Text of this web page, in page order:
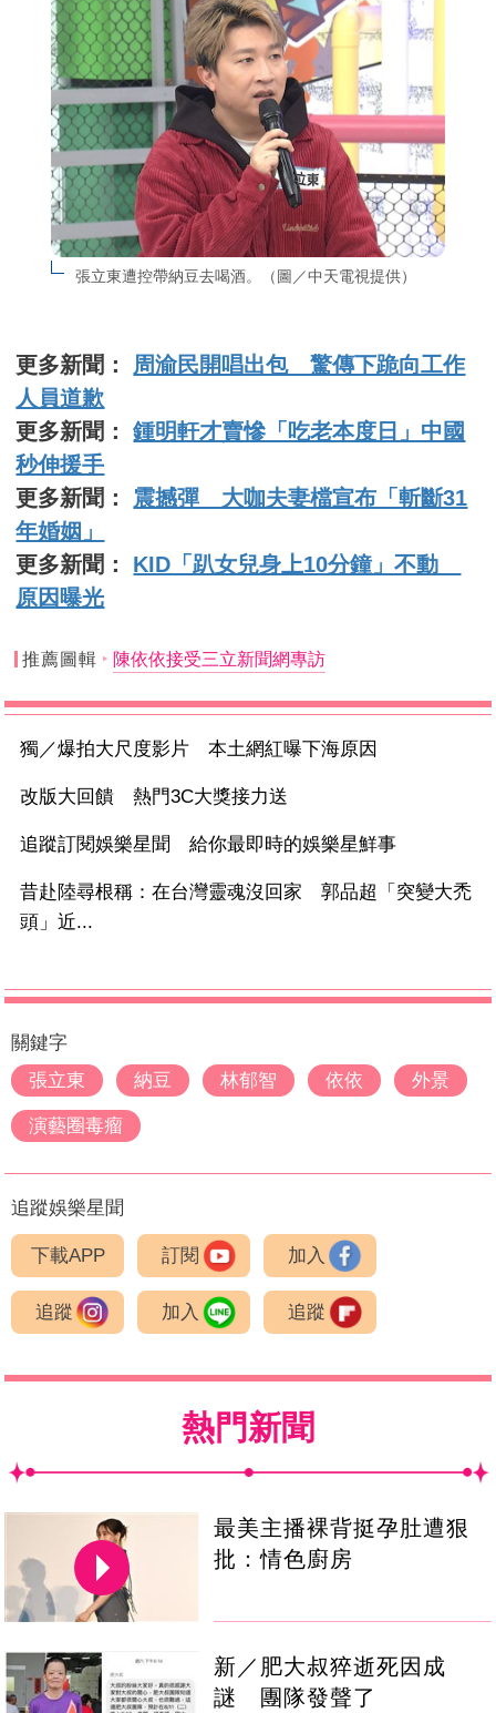
張立東遭控帶納豆去喝酒。（圖／中天電視提供）
更多新聞： 周渝民開唱出包 驚傳下跪向工作
人員道歉
更多新聞：鍾明軒才賣慘「吃老本度日」中國
秒伸援手
更多新聞： 震撼彈 大咖夫妻檔宣布「斬斷31
年婚姻」
更多新聞： KID「趴女兒身上10分鐘」不動
原因曝光
推薦圖輯 陳依依接受三立新聞網專訪
獨／爆拍大尺度影片 本土網紅曝下海原因
改版大回饋 熱門3C大獎接力送
追蹤訂閱娛樂星聞 給你最即時的娛樂星鮮事
昔赴陸尋根稱：在台灣靈魂沒回家 郭品超「突變大禿
頭」近...
關鍵字
張立東
納豆 林郁智 依依 外景
演藝圈毒瘤
追蹤娛樂星聞
下載APP 訂閱 加入
追蹤 加入 追蹤
熱門新聞
最美主播裸背挺孕肚遭狠
批：情色廚房
新／肥大叔猝逝死因成
謎 團隊發聲了